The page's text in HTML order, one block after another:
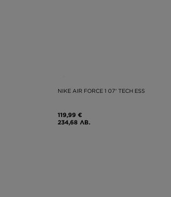
NIKE AIR FORCE 1 07' TECH ESS
119,99 €
234,68 ЛВ.